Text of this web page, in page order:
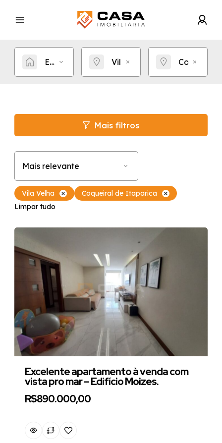
Estou procurando por... Vila Velha Coqueiral
Mais filtros
Mais relevante
Vila Velha
Coqueiral de Itaparica
Limpar tudo
Excelente apartamento à venda com
vista pro mar – Edifício Moizes.
R$890.000,00